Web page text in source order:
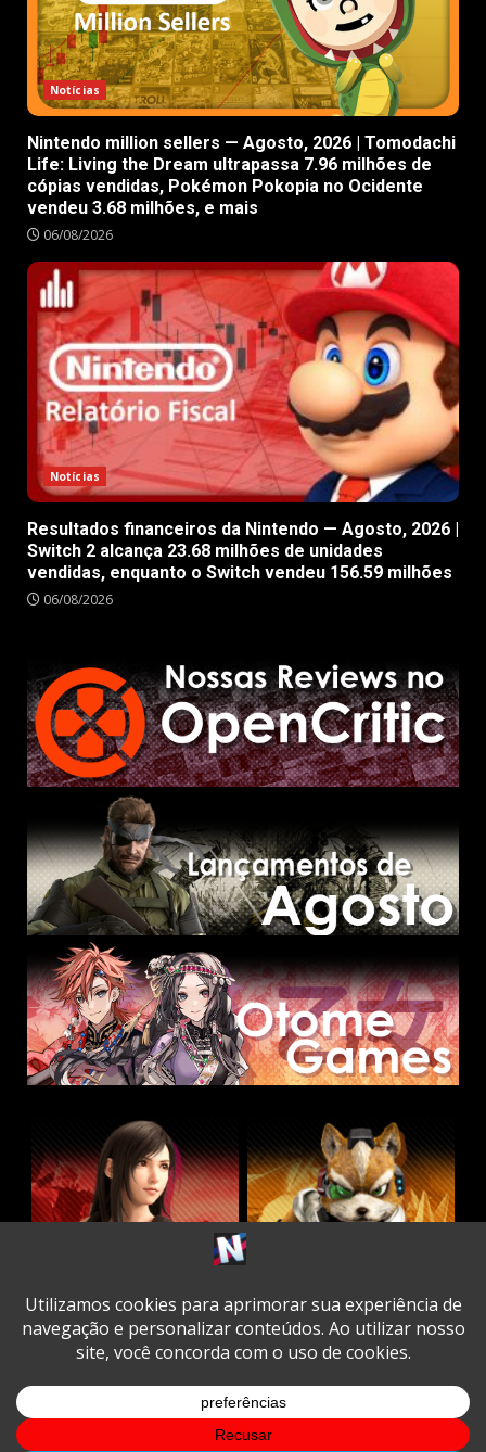
Notícias
Nintendo million sellers — Agosto, 2026 | Tomodachi
Life: Living the Dream ultrapassa 7.96 milhões de
cópias vendidas, Pokémon Pokopia no Ocidente
vendeu 3.68 milhões, e mais
06/08/2026
Notícias
Resultados financeiros da Nintendo — Agosto, 2026 |
Switch 2 alcança 23.68 milhões de unidades
vendidas, enquanto o Switch vendeu 156.59 milhões
06/08/2026
TwitterFacebook
Instagram
YoutubeSpotifyCookie
Policy
Copyright © All rights reserved.